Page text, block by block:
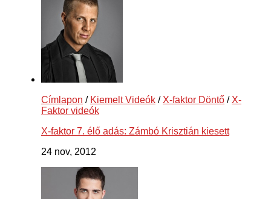
Címlapon / Kiemelt Videók / X-faktor Döntő / X-
Faktor videók
X-faktor 7. élő adás: Zámbó Krisztián kiesett
24 nov, 2012